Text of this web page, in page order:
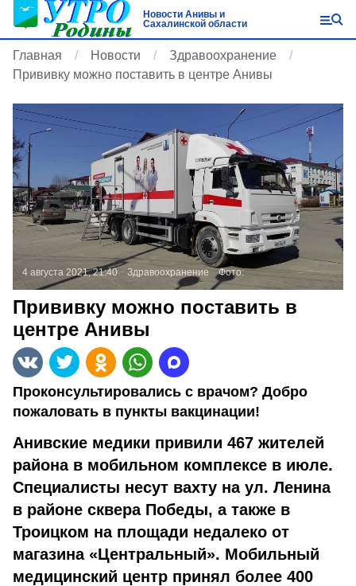
Новости Анивы и
Сахалинской области
Главная Новости
Здравоохранение
Прививку можно поставить в центре Анивы
4 августа 2021, 21:40 Здравоохранение Фото:
Прививку можно поставить в
центре Анивы
Проконсультировались с врачом? Добро
пожаловать в пункты вакцинации!
Анивские медики привили 467 жителей
района в мобильном комплексе в июле.
Специалисты несут вахту на ул. Ленина
в районе сквера Победы, а также в
Троицком на площади недалеко от
магазина «Центральный». Мобильный
медицинский центр принял более 400